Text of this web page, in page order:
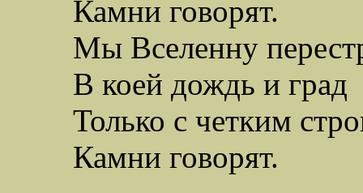
Камни говорят.
Мы Вселенну
В коей дождь и град
Только с четким
Камни говорят.